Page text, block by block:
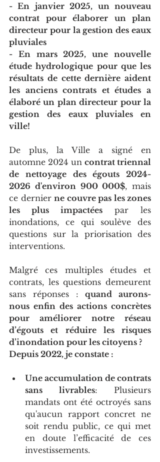
- En janvier 2025, un nouveau
contrat pour élaborer un plan
directeur pour la gestion des eaux
pluviales
- En mars 2025, une nouvelle
étude hydrologique pour que les
résultats de cette dernière aident
les anciens contrats et études a
élaboré un plan directeur pour la
gestion des eaux pluviales en
ville!
De plus, la Ville a signé en
automne 2024 un contrat triennal
de nettoyage des égouts 2024-
2026 d'environ 900 000$, mais
ce dernier ne couvre pas les zones
les plus impactées par les
inondations, ce qui soulève des
questions sur la priorisation des
interventions.
Malgré ces multiples études et
contrats, les questions demeurent
sans réponses : quand aurons-
nous enfin des actions concrètes
pour améliorer notre réseau
d’égouts et réduire les risques
d’inondation pour les citoyens ?
Depuis 2022, je constate :
Une accumulation de contrats
sans livrables: Plusieurs
mandats ont été octroyés sans
qu'aucun rapport concret ne
soit rendu public, ce qui met
en doute l’efficacité de ces
investissements.